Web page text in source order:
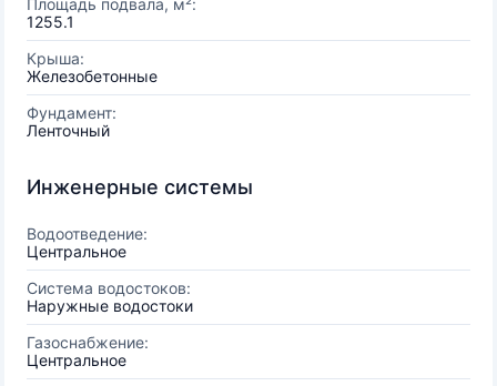
Площадь подвала, м²:
1255.1
Крыша:
Железобетонные
Фундамент:
Ленточный
Инженерные системы
Водоотведение:
Центральное
Система водостоков:
Наружные водостоки
Газоснабжение:
Центральное